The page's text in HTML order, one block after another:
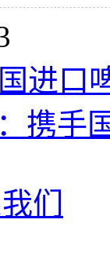
进口
携手
们